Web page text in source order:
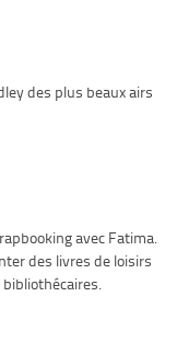
des plus beaux airs
avec Fatima.
des livres de loisirs